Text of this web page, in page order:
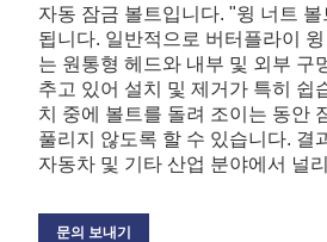
자동 잠금 볼트입니다. "윙 너트
됩니다. 일반적으로 버터플라이
는 원통형 헤드와 내부 및 외부 구
추고 있어 설치 및 제거가 특히 쉽
치 중에 볼트를 돌려 조이는 동안
풀리지 않도록 할 수 있습니다. 결
자동차 및 기타 산업 분야에서 널
문의 보내기